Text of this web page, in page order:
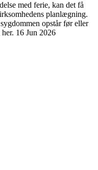
med ferie, kan det få
planlægning.
opstår før eller
16 Jun 2026